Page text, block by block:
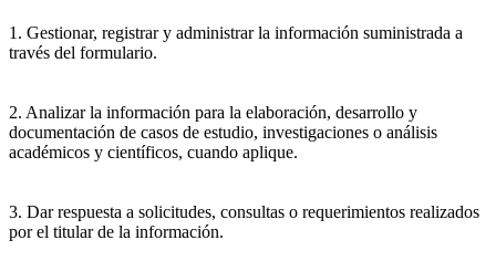
1. Gestionar, registrar y administrar la información suministrada a
través del formulario.
2. Analizar la información para la elaboración, desarrollo y
documentación de casos de estudio, investigaciones o análisis
académicos y científicos, cuando aplique.
3. Dar respuesta a solicitudes, consultas o requerimientos realizados
por el titular de la información.